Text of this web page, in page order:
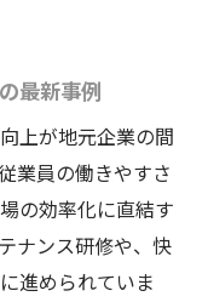
最新事例
上が地元企業の間
業員の働きやすさ
の効率化に直結す
ナンス研修や、快
進められていま